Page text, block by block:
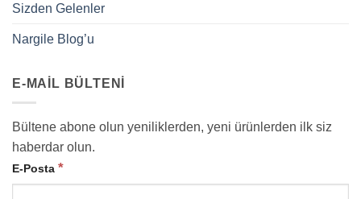
Sizden Gelenler
Nargile Blog’u
E-MAIL BÜLTENI
Bültene abone olun yeniliklerden, yeni ürünlerden ilk siz
haberdar olun.
E-Posta *